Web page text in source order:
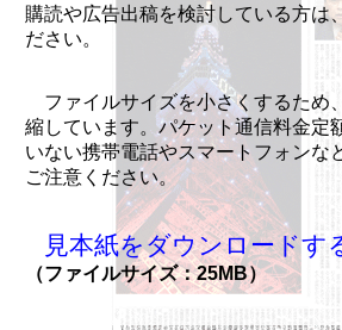
購読や広告出稿を検討している方は
ださい。
ファイルサイズを小さくするため
縮しています。パケット通信料金定
いない携帯電話やスマートフォンな
ご注意ください。
見本紙をダウンロードす
（ファイルサイズ：25MB）